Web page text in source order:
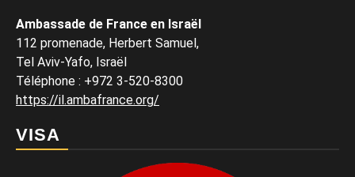
Ambassade de France en Israël
112 promenade, Herbert Samuel,
Tel Aviv-Yafo, Israël
Téléphone : +972 3-520-8300
https://il.ambafrance.org/
VISA